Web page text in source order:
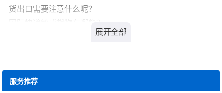
搬家，行李托运专项服务，全国免费上门提货； 提供
空运专线快递服务。 我司还代理香港机场各航空公司
场动向，使我们的空运服务得到最有力的保障。我司具有
强大且严谨的操作体系。公司拥有高素质管理人员，经验
货出口需要注意什么呢？
敏感品的定义各地不同，主要根据各国海关政策、布控、
快递公司的承运范围而定。常见敏感品有锂电池、磁性物
失窃、偷盗、抢劫等，也属于敏感货物。如金银、贵重艺
服务推荐